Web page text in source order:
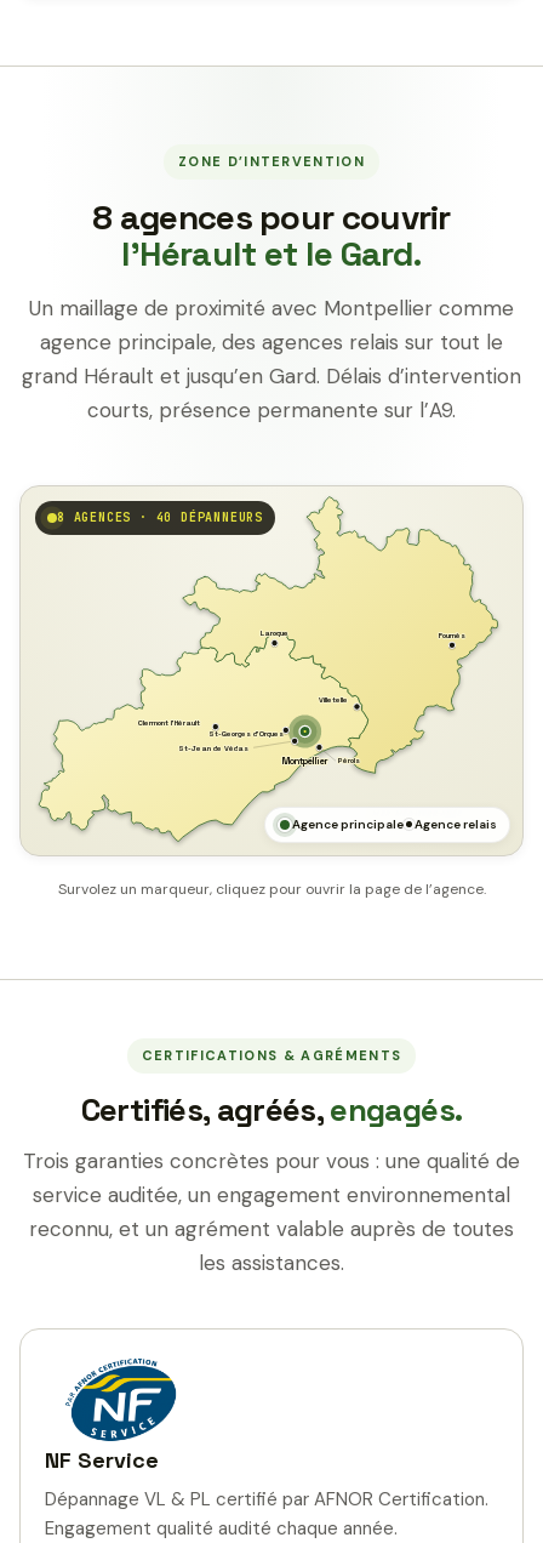
ZONE D’INTERVENTION
8 agences pour couvrir
l’Hérault et le Gard.
Un maillage de proximité avec Montpellier comme
agence principale, des agences relais sur tout le
grand Hérault et jusqu’en Gard. Délais d’intervention
courts, présence permanente sur l’A9.
Montpellier Pérols
Laroque Fournès
Villetelle
St-Georges d'Orques
Clermont l'Hérault
St-Jean de Védas
8 AGENCES · 40 DÉPANNEURS
Agence principale Agence relais
Survolez un marqueur, cliquez pour ouvrir la page de l’agence.
CERTIFICATIONS & AGRÉMENTS
Certifiés, agréés,engagés.
Trois garanties concrètes pour vous : une qualité de
service auditée, un engagement environnemental
reconnu, et un agrément valable auprès de toutes
les assistances.
NF Service
Dépannage VL & PL certifié par AFNOR Certification.
Engagement qualité audité chaque année.